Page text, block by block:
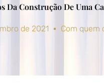
Da Construção De Uma
de 2021 Com quem